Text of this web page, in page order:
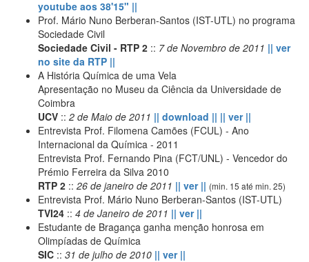
youtube aos 38'15" ||
Prof. Mário Nuno Berberan-Santos (IST-UTL) no programa
Sociedade Civil
Sociedade Civil - RTP 2 :: 7 de Novembro de 2011 || ver
no site da RTP ||
A História Química de uma Vela
Apresentação no Museu da Ciência da Universidade de
Coimbra
UCV :: 2 de Maio de 2011 || download || || ver ||
Entrevista Prof. Filomena Camões (FCUL) - Ano
Internacional da Química - 2011
Entrevista Prof. Fernando Pina (FCT/UNL) - Vencedor do
Prémio Ferreira da Silva 2010
RTP 2 :: 26 de janeiro de 2011 || ver || (min. 15 até min. 25)
Entrevista Prof. Mário Nuno Berberan-Santos (IST-UTL)
TVI24 :: 4 de Janeiro de 2011 || ver ||
Estudante de Bragança ganha menção honrosa em
Olimpíadas de Química
SIC :: 31 de julho de 2010 || ver ||